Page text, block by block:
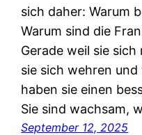
sich daher: Warum
Warum sind die
Gerade weil sie
sie sich wehren
haben sie einen
Sie sind wachsam,
September 12, 2025